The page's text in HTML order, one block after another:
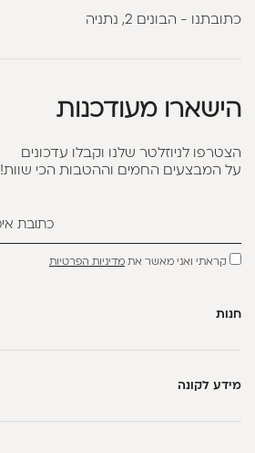
כתובתנו - הבונים 2, נתניה
הישארו מעודכנות
הצטרפו לניוזלטר שלנו וקבלו עדכונים
על המבצעים החמים וההטבות הכי שוות!
קראתי ואני מאשר את מדיניות הפרטיות
חנות
מידע לקונה